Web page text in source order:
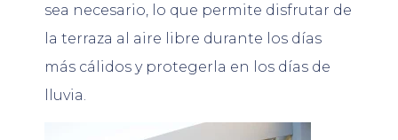
sea necesario, lo que permite disfrutar de
la terraza al aire libre durante los días
más cálidos y protegerla en los días de
lluvia.